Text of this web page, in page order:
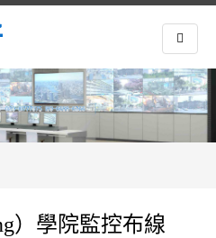
）學院監控布線